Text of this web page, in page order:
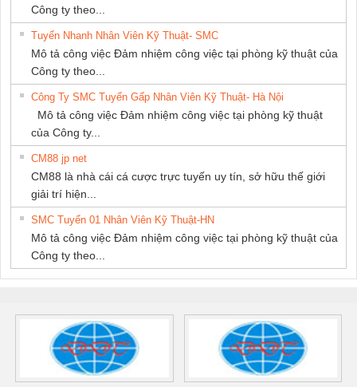
Công ty theo...
Tuyển Nhanh Nhân Viên Kỹ Thuật- SMC
Mô tả công việc Đảm nhiệm công việc tại phòng kỹ thuật của
Công ty theo...
Công Ty SMC Tuyển Gấp Nhân Viên Kỹ Thuật- Hà Nội
Mô tả công việc Đảm nhiệm công việc tại phòng kỹ thuật
của Công ty...
CM88 jp net
CM88 là nhà cái cá cược trực tuyến uy tín, sở hữu thế giới
giải trí hiện...
SMC Tuyển 01 Nhân Viên Kỹ Thuật-HN
Mô tả công việc Đảm nhiệm công việc tại phòng kỹ thuật của
Công ty theo...